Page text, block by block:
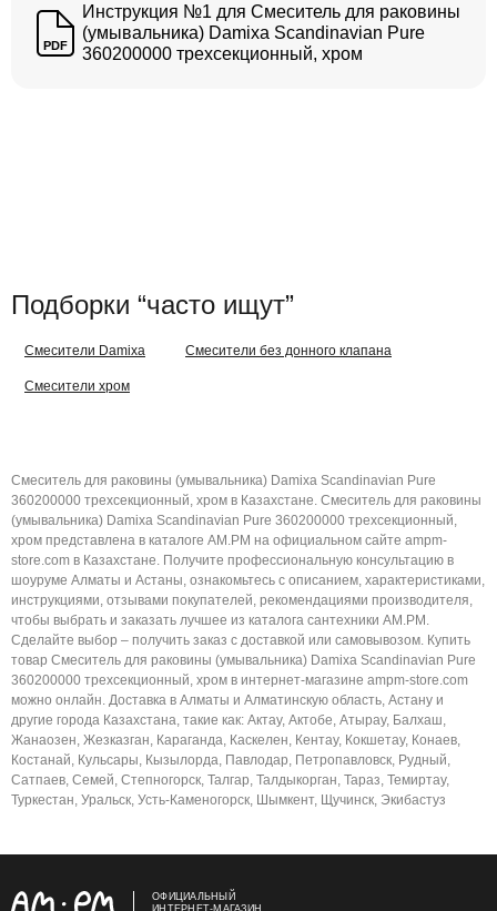
PDF
Инструкция №1 для Смеситель для раковины
(умывальника) Damixa Scandinavian Pure
360200000 трехсекционный, хром
Подборки “часто ищут”
Смесители Damixa Смесители без донного клапана
Смесители хром
Смеситель для раковины (умывальника) Damixa Scandinavian Pure
360200000 трехсекционный, хром в Казахстане. Смеситель для раковины
(умывальника) Damixa Scandinavian Pure 360200000 трехсекционный,
хром представлена в каталоге AM.PM на официальном сайте ampm-
store.com в Казахстане. Получите профессиональную консультацию в
шоуруме Алматы и Астаны, ознакомьтесь с описанием, характеристиками,
инструкциями, отзывами покупателей, рекомендациями производителя,
чтобы выбрать и заказать лучшее из каталога сантехники AM.PM.
Сделайте выбор – получить заказ с доставкой или самовывозом. Купить
товар Смеситель для раковины (умывальника) Damixa Scandinavian Pure
360200000 трехсекционный, хром в интернет-магазине ampm-store.com
можно онлайн. Доставка в Алматы и Алматинскую область, Астану и
другие города Казахстана, такие как: Актау, Актобе, Атырау, Балхаш,
Жанаозен, Жезказган, Караганда, Каскелен, Кентау, Кокшетау, Конаев,
Костанай, Кульсары, Кызылорда, Павлодар, Петропавловск, Рудный,
Сатпаев, Семей, Степногорск, Талгар, Талдыкорган, Тараз, Темиртау,
Туркестан, Уральск, Усть-Каменогорск, Шымкент, Щучинск, Экибастуз
ОФИЦИАЛЬНЫЙ
ИНТЕРНЕТ-МАГАЗИН